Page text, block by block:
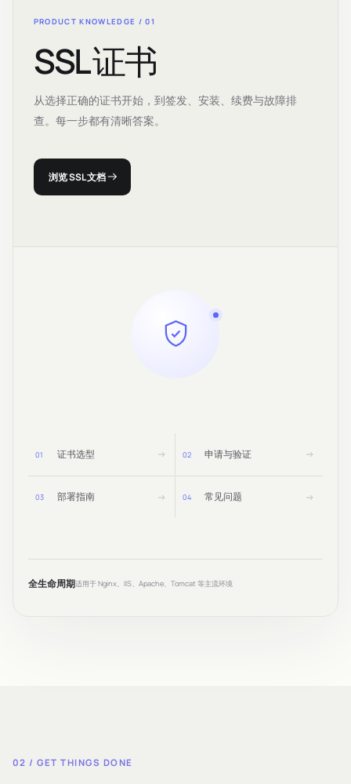
PRODUCT KNOWLEDGE /01
SSL 证书
从选择正确的证书开始，到签发、安装、续费与故障排
查。每一步都有清晰答案。
浏览 SSL 文档
01 证书选型 02 申请与验证
03 部署指南 04 常见问题
全生命周期适用于 Nginx、IIS、Apache、Tomcat 等主流环境
02 / GET THINGS DONE